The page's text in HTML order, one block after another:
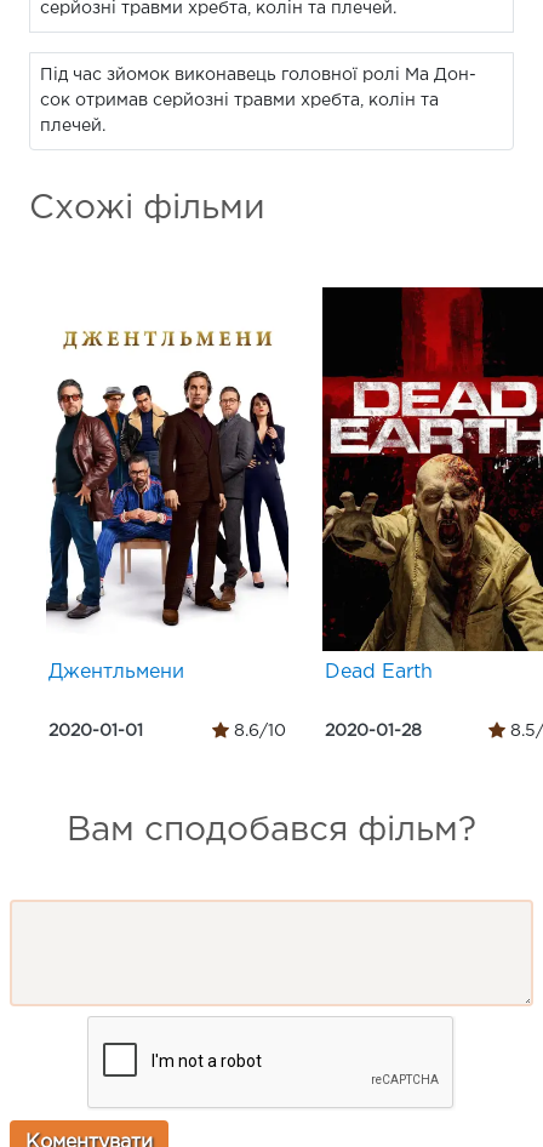
серйозні травми хребта, колін та плечей.
Під час зйомок виконавець головної ролі Ма Дон-
сок отримав серйозні травми хребта, колін та
плечей.
Схожі фільми
Джентльмени
2020-01-01 8.6/10
Dead Earth
2020-01-28 8.5/
Вам сподобався фільм?